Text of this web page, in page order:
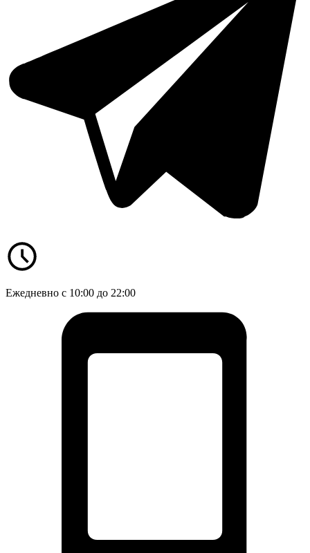
Ежедневно с 10:00 до 22:00